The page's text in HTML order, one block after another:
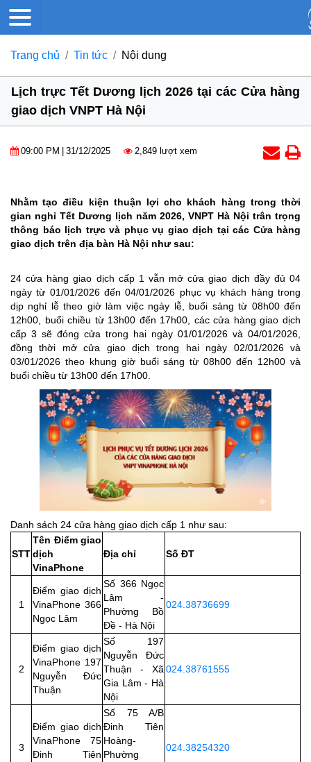
Trang chủ Tin tức Nội dung
Lịch trực Tết Dương lịch 2026 tại các Cửa hàng
giao dịch VNPT Hà Nội
09:00 PM 31/12/2025 2,849 lượt xem
Nhằm tạo điều kiện thuận lợi cho khách hàng trong thời
gian nghỉ Tết Dương lịch năm 2026, VNPT Hà Nội trân trọng
thông báo lịch trực và phục vụ giao dịch tại các Cửa hàng
giao dịch trên địa bàn Hà Nội như sau:
24 cửa hàng giao dịch cấp 1 vẫn mở cửa giao dịch đầy đủ 04
ngày từ 01/01/2026 đến 04/01/2026 phục vụ khách hàng trong
dịp nghỉ lễ theo giờ làm việc ngày lễ, buổi sáng từ 08h00 đến
12h00, buổi chiều từ 13h00 đến 17h00, các cửa hàng giao dịch
cấp 3 sẽ đóng cửa trong hai ngày 01/01/2026 và 04/01/2026,
đồng thời mở cửa giao dịch trong hai ngày 02/01/2026 và
03/01/2026 theo khung giờ buổi sáng từ 08h00 đến 12h00 và
buổi chiều từ 13h00 đến 17h00.
Danh sách 24 cửa hàng giao dịch cấp 1 như sau:
STT
Tên Điểm giao
dịch
VinaPhone
Địa chỉ Số ĐT
1
Điểm giao dịch
VinaPhone 366
Ngọc Lâm
Số 366 Ngọc
Lâm -
Phường Bồ
Đề - Hà Nội
024.38736699
2
Điểm giao dịch
VinaPhone 197
Nguyễn Đức
Thuận
Số 197
Nguyễn Đức
Thuận - Xã
Gia Lâm - Hà
Nội
024.38761555
3
Điểm giao dịch
VinaPhone 75
Đinh Tiên
Số 75 A/B
Đinh Tiên
Hoàng-
Phường
024.38254320